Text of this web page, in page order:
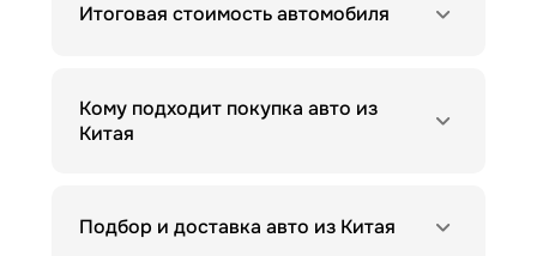
Итоговая стоимость автомобиля
Кому подходит покупка авто из
Китая
Подбор и доставка авто из Китая